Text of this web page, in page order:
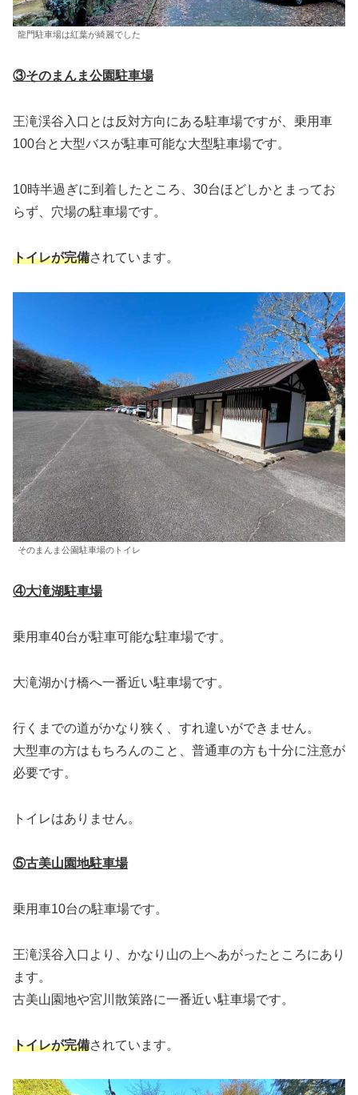
龍門駐車場は紅葉が綺麗でした
③そのまんま公園駐車場
王滝渓谷入口とは反対方向にある駐車場ですが、乗用車
100台と大型バスが駐車可能な大型駐車場です。
10時半過ぎに到着したところ、30台ほどしかとまってお
らず、穴場の駐車場です。
トイレが完備されています。
そのまんま公園駐車場のトイレ
④大滝湖駐車場
乗用車40台が駐車可能な駐車場です。
大滝湖かけ橋へ一番近い駐車場です。
行くまでの道がかなり狭く、すれ違いができません。
大型車の方はもちろんのこと、普通車の方も十分に注意が
必要です。
トイレはありません。
⑤古美山園地駐車場
乗用車10台の駐車場です。
王滝渓谷入口より、かなり山の上へあがったところにあり
ます。
古美山園地や宮川散策路に一番近い駐車場です。
トイレが完備されています。